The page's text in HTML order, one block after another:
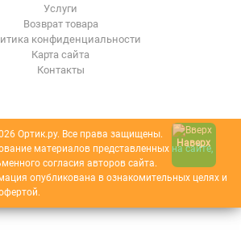
Услуги
Возврат товара
конфиденциальности
Карта сайта
Контакты
Ортик.ру. Все права защищены.
материалов представленных на сайте,
согласия авторов сайта.
опубликована в ознакомительных целях и
Наверх